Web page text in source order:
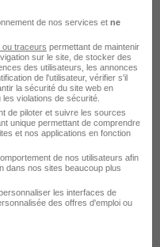
848 € / an 12 mois
il y a 8 heures
F
de nos services et ne
ou traceurs permettant de maintenir
sur le site, de stocker des
des utilisateurs, les annonces
de l'utilisateur, vérifier s'il
la sécurité du site web en
violations de sécurité.
de piloter et suivre les sources
unique permettant de comprendre
et nos applications en fonction
de nos utilisateurs afin
dans nos sites beaucoup plus
les interfaces de
des offres d'emploi ou